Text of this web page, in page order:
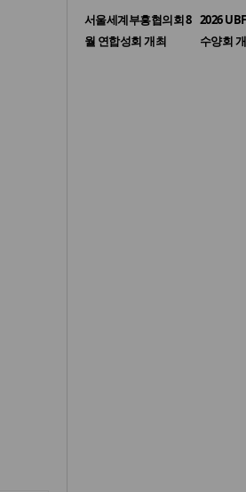
서울세계부흥협의회 8
월 연합성회 개최
2026
수양회